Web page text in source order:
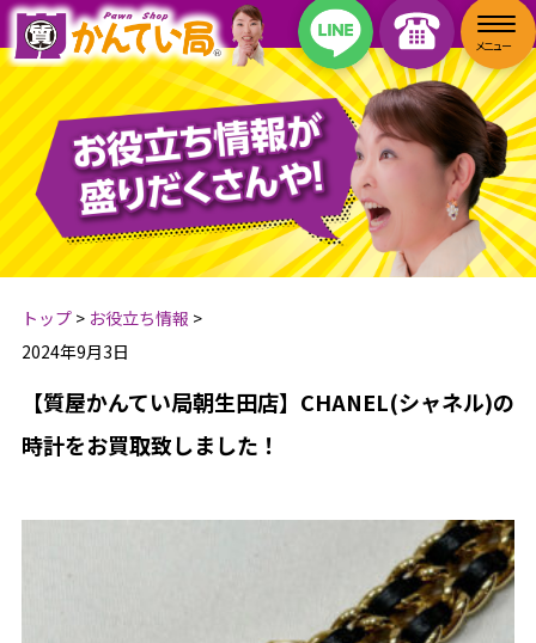
トップ> お役立ち情報 >
2024年9月3日
【質屋かんてい局朝生田店】CHANEL(シャネル)の
時計をお買取致しました！